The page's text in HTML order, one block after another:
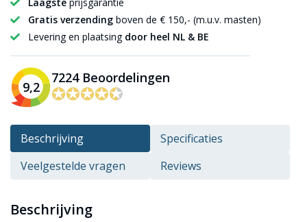
Gratis verzending boven de € 150,- (m.u.v. masten)
Levering en plaatsing door heel NL & BE
9,2
7224 Beoordelingen
✪✪✪✪✪
✪✪✪✪✪
Beschrijving
Specificaties
Veelgestelde vragen
Reviews
Beschrijving